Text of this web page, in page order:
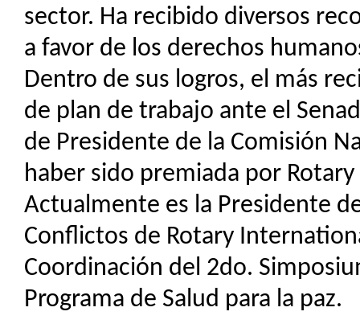
sector. Ha recibido diversos
a favor de los derechos
Dentro de sus logros, el más
de plan de trabajo ante el
de Presidente de la Comisión
haber sido premiada por
Actualmente es la Presidente
Conflictos de Rotary
Coordinación del 2do.
Programa de Salud para la paz.